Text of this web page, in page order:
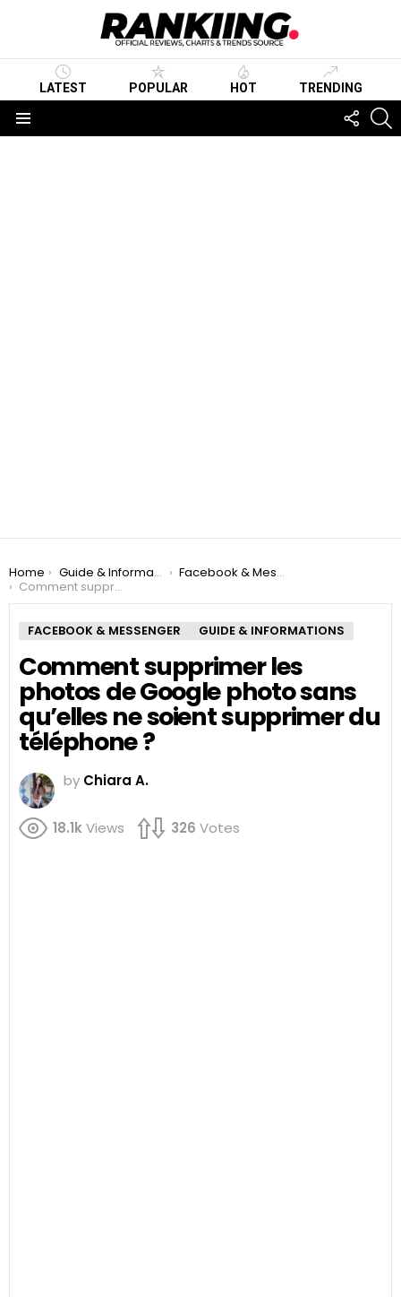
LATEST POPULAR HOT TRENDING
US
You are here:
Home Guide & Informations
Facebook & Messenger
Comment supprimer les photos de Google photo sans qu’elles ne soient supprimer du téléphone ?
FACEBOOK & MESSENGER GUIDE & INFORMATIONS
Comment supprimer les
photos de Google photo sans
qu’elles ne soient supprimer du
téléphone ?
by Chiara A.
18.1kViews 326 Votes